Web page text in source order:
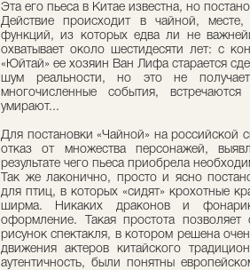
Эта его пьеса в Китае известна, но
Действие происходит в чайной,
функций, из которых едва ли не
охватывает около шестидесяти лет: с
«Юйтай» ее хозяин Ван Лифа старается
шум реальности, но это не
многочисленные события,
умирают...
Для постановки «Чайной» на российской
отказ от множества персонажей,
результате чего пьеса приобрела
Так же лаконично, просто и ясно
для птиц, в которых «сидят» крохотные
ширма. Никаких драконов и
оформление. Такая простота позволяет
рисунок спектакля, в котором решена
движения актеров китайского
аутентичность, были понятны